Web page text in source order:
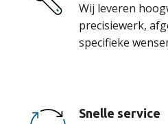
Wij leveren
precisiewerk,
specifieke
Snelle service